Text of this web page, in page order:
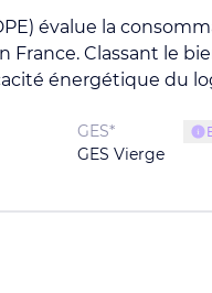
évalue la
Classant le
énergétique du
GES*
GES Vierge